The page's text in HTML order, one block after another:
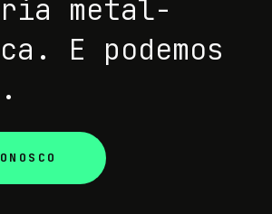
metal-
E podemos